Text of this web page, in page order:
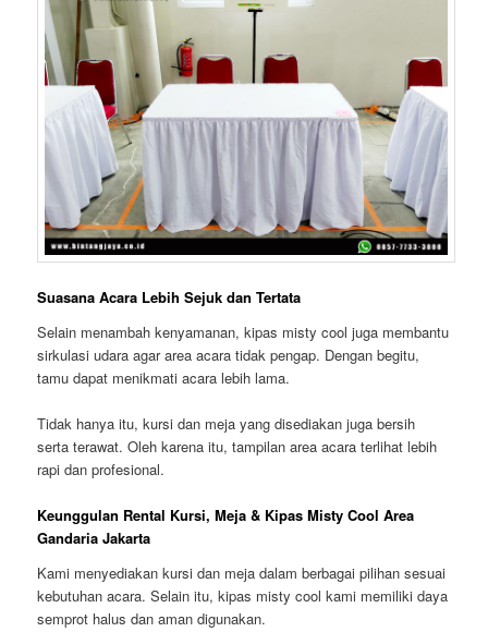
Suasana Acara Lebih Sejuk dan Tertata
Selain menambah kenyamanan, kipas misty cool juga membantu
sirkulasi udara agar area acara tidak pengap. Dengan begitu,
tamu dapat menikmati acara lebih lama.
Tidak hanya itu, kursi dan meja yang disediakan juga bersih
serta terawat. Oleh karena itu, tampilan area acara terlihat lebih
rapi dan profesional.
Keunggulan Rental Kursi, Meja & Kipas Misty Cool Area
Gandaria Jakarta
Kami menyediakan kursi dan meja dalam berbagai pilihan sesuai
kebutuhan acara. Selain itu, kipas misty cool kami memiliki daya
semprot halus dan aman digunakan.